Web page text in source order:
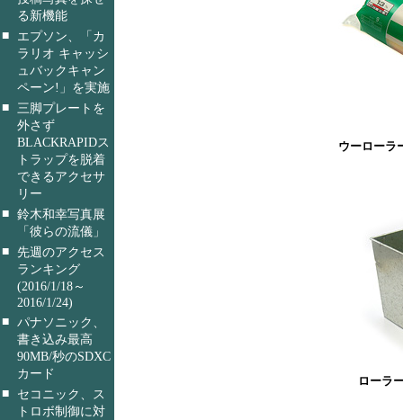
る新機能
■
エプソン、「カ
ラリオ キャッシ
ュバックキャン
ペーン!」を実施
■ 三脚プレートを
外さず
BLACKRAPIDス
トラップを脱着
できるアクセサ
リー
■ 鈴木和幸写真展
「彼らの流儀」
■ 先週のアクセス
ランキング
(2016/1/18～
2016/1/24)
■ パナソニック、
書き込み最高
90MB/秒のSDXC
カード
■
セコニック、ス
トロボ制御に対
ウーローラ
ローラ